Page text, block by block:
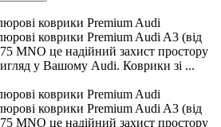
коврики Premium Audi
коврики Premium Audi A3 (від
MNO це надійний захист простору
у Вашому Audi. Коврики зі ...
коврики Premium Audi
коврики Premium Audi A3 (від
MNO це надійний захист простору